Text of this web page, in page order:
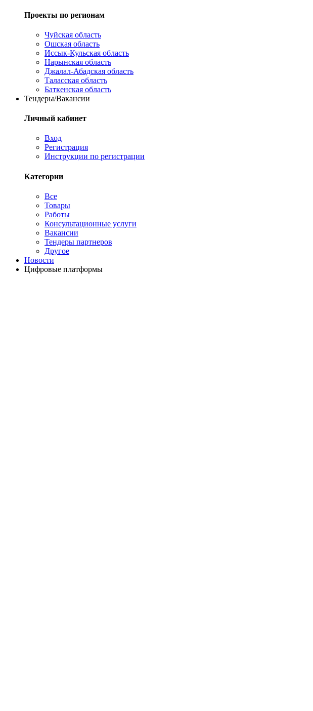
Проекты по регионам
Чуйская область
Ошская область
Иссык-Кульская область
Нарынская область
Джалал-Абадская область
Таласская область
Баткенская область
Тендеры/Вакансии
Личный кабинет
Вход
Регистрация
Инструкции по регистрации
Категории
Все
Товары
Работы
Консультационные услуги
Вакансии
Тендеры партнеров
Другое
Новости
Цифровые платформы